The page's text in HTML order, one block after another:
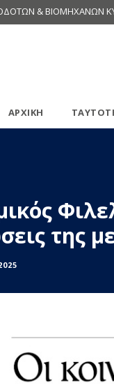
& ΒΙΟΜΗΧΑΝΩΝ
ΑΡΧΙΚΗ
της